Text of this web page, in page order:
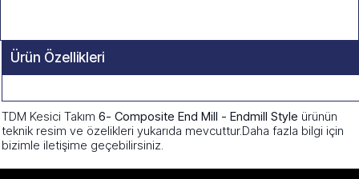
Ürün Özellikleri
TDM Kesici Takım 6- Composite End Mill - Endmill Style ürünün
teknik resim ve özelikleri yukarıda mevcuttur.Daha fazla bilgi için
bizimle iletişime geçebilirsiniz.